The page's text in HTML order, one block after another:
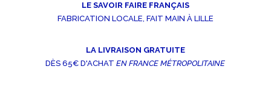
LE SAVOIR FAIRE FRANÇAIS
FABRICATION LOCALE, FAIT MAIN À LILLE
LA LIVRAISON GRATUITE
DÈS 65€ D'ACHATEN FRANCE MÉTROPOLITAINE